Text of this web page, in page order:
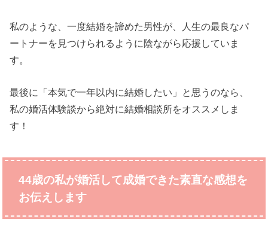
私のような、一度結婚を諦めた男性が、人生の最良なパ
ートナーを見つけられるように陰ながら応援していま
す。
最後に「本気で一年以内に結婚したい」と思うのなら、
私の婚活体験談から絶対に結婚相談所をオススメしま
す！
44歳の私が婚活して成婚できた素直な感想を
お伝えします